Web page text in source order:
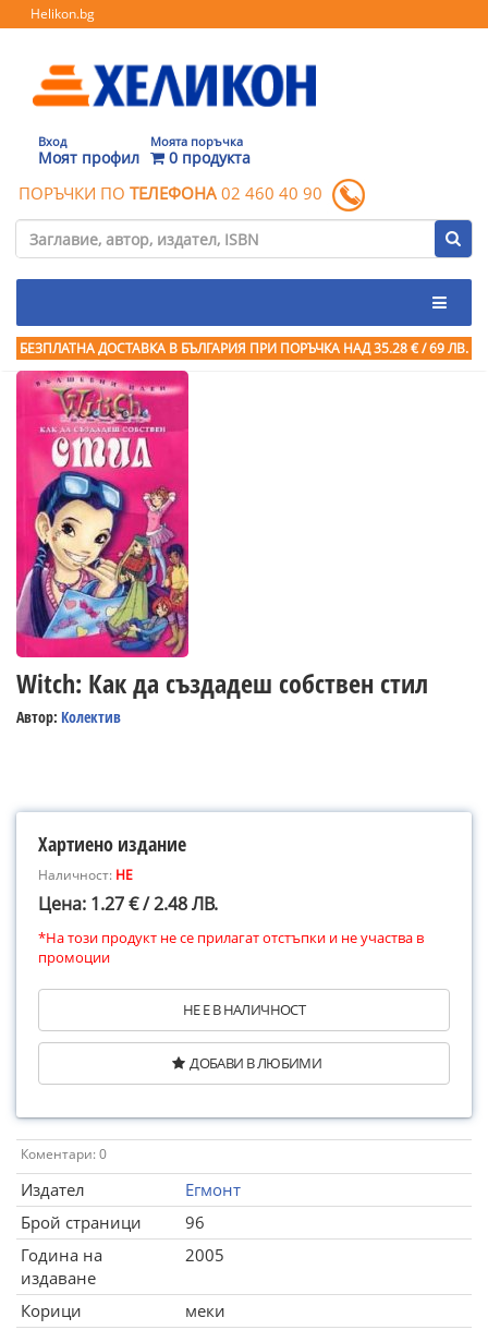
Helikon.bg
Вход
Моят профил
Моята поръчка
0 продукта
ПОРЪЧКИ ПО ТЕЛЕФОНА 02 460 40 90
БЕЗПЛАТНА ДОСТАВКА В БЪЛГАРИЯ ПРИ ПОРЪЧКА НАД 35.28 € / 69 ЛВ.
Witch: Как да създадеш собствен стил
Автор: Колектив
Хартиено издание
Наличност: НЕ
Цена: 1.27 € / 2.48 ЛВ.
*На този продукт не се прилагат отстъпки и не участва в
промоции
НЕ Е В НАЛИЧНОСТ
ДОБАВИ В ЛЮБИМИ
Коментари: 0
Издател
Егмонт
Брой страници
96
Година на
издаване
2005
Корици
меки